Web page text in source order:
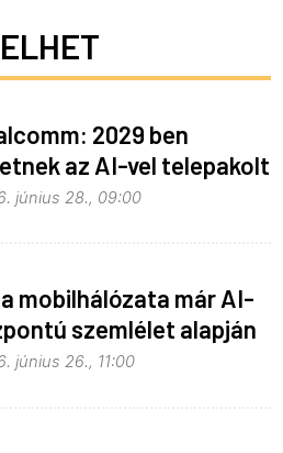
2029 ben
az AI-vel telepakolt
s telefonok
június 28., 09:00
mobilhálózata már AI-
szemlélet alapján
június 26., 11:00